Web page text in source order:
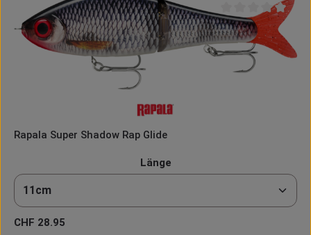
Durchschnittliche
Rapala Super Shadow Rap Glide
Längeauswählen
Regulärer Preis:
CHF 28.95